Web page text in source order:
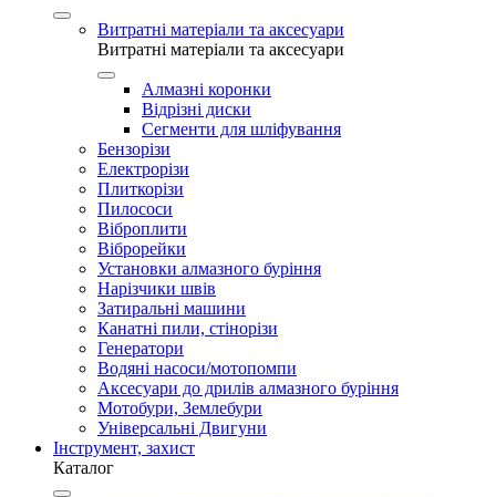
Витратні матеріали та аксесуари
Витратні матеріали та аксесуари
Алмазні коронки
Відрізні диски
Сегменти для шліфування
Бензорізи
Електрорізи
Плиткорізи
Пилососи
Віброплити
Віброрейки
Установки алмазного буріння
Нарізчики швів
Затиральні машини
Канатні пили, стінорізи
Генератори
Водяні насоси/мотопомпи
Аксесуари до дрилів алмазного буріння
Мотобури, Землебури
Універсальні Двигуни
Інструмент, захист
Каталог